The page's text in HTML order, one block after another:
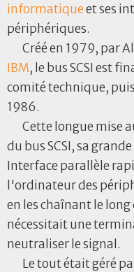
informatiqueet ses
périphériques.
Créé en 1979, par
IBM, le bus SCSI est
comité technique,
1986.
Cette longue mise
du bus SCSI, sa
Interface parallèle
l'ordinateur des
en les chaînant le
nécessitait une
neutraliser le signal.
Le tout était géré